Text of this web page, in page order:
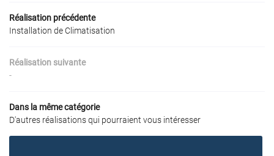
VENTILATION
AVIS
ACTUALITÉS
Réalisation précédente
Installation de Climatisation
Réalisation suivante
-
Dans la même catégorie
D'autres réalisations qui pourraient vous intéresser